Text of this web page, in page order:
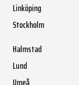
Linköping
Stockholm
Halmstad
Lund